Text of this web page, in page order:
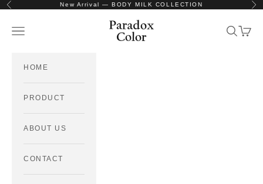
コンテンツへスキップ
前へ New Arrival — BODY MILK COLLECTION 次
Paradox Color
メニューを開く 検索を開
カー
HOME
PRODUCT
ABOUT US
CONTACT